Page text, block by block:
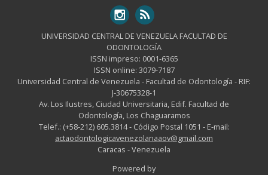
UNIVERSIDAD CENTRAL DE VENEZUELA FACULTAD DE
ODONTOLOGÍA
ISSN impreso: 0001-6365
ISSN online: 3079-7187
Universidad Central de Venezuela - Facultad de Odontología - RIF:
J-30675328-1
Av. Los Ilustres, Ciudad Universitaria, Edif. Facultad de
Odontología, Los Chaguaramos
Telef.: (+58-212) 605.3814 - Código Postal 1051 - E-mail:
actaodontologicavenezolanaaov@gmail.com
Caracas - Venezuela
Powered by